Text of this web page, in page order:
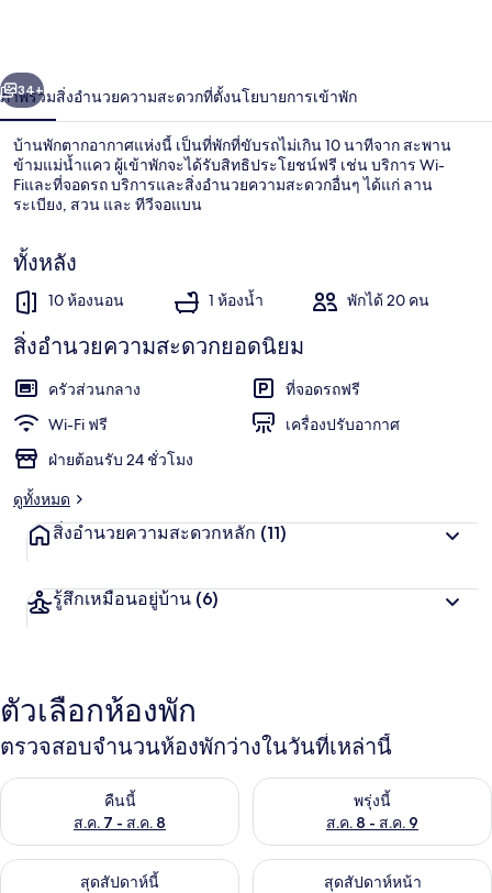
า
ถัดไป
34+
ภาพรวมสิ่งอำนวยความสะดวกที่ตั้งนโยบายการเข้าพัก
บ้านพักตากอากาศแห่งนี้ เป็นที่พักที่ขับรถไม่เกิน 10 นาทีจาก สะพาน
ข้ามแม่น้ำแคว ผู้เข้าพักจะได้รับสิทธิประโยชน์ฟรี เช่น บริการ Wi-
Fiและที่จอดรถ บริการและสิ่งอำนวยความสะดวกอื่นๆ ได้แก่ ลาน
ระเบียง, สวน และ ทีวีจอแบน
ทั้งหลัง
10 ห้องนอน 1 ห้องน้ำ พักได้ 20 คน
สิ่งอำนวยความสะดวกยอดนิยม
ครัวส่วนกลาง
ที่จอดรถฟรี
Wi-Fi ฟรี
เครื่องปรับอากาศ
ฝ่ายต้อนรับ 24 ชั่วโมง
ดูทั้งหมด
สิ่งอำนวยความสะดวกหลัก (11)
รู้สึกเหมือนอยู่บ้าน (6)
ตัวเลือกห้องพัก
ตรวจสอบจำนวนห้องพักว่างในวันที่เหล่านี้
คืนนี้
ส.ค. 7 - ส.ค. 8
ตรวจสอบจำนวนห้องพักว่างในคืนนี้ ส.ค. 7 - ส.ค. 8พรุ่งนี้
ส.ค. 8 - ส.ค. 9
ตรวจสอบจำนวนห้องพักว่างใน
สุดสัปดาห์นี้
ตรวจสอบจำนวนห้องพักว่างในสุดสัปดาห์นี้ ส.ค. 7 - ส.ค. 9
สุดสัปดาห์หน้า
ตรวจสอบจำนวนห้องพักว่างใน